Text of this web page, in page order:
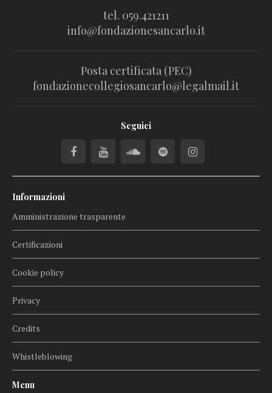
tel. 059.421211
info@fondazionesancarlo.it
Posta certificata (PEC)
fondazionecollegiosancarlo@legalmail.it
Seguici
Informazioni
Amministrazione trasparente
Certificazioni
Cookie policy
Privacy
Credits
Whistleblowing
Menu